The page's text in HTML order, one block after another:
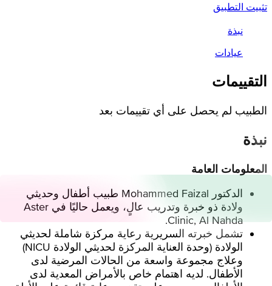
تثبيت التطبيق
نبذة
عيادات
التقييمات
الطبيب لم يحصل على أي تقييمات بعد
نبذة
المعلومات العامة
الدكتور Mohammed Faizal طبيب أطفال وحديثي
ولادة ذو خبرة وتدريب عالٍ، ويعمل حاليًا في Aster
Clinic, Al Nahda.
تشمل خبرته السريرية رعاية مركزة شاملة لحديثي
الولادة (وحدة العناية المركزة لحديثي الولادة NICU)
وعلاج مجموعة واسعة من الحالات المرضية لدى
الأطفال. لديه اهتمام خاص بالأمراض المعدية لدى